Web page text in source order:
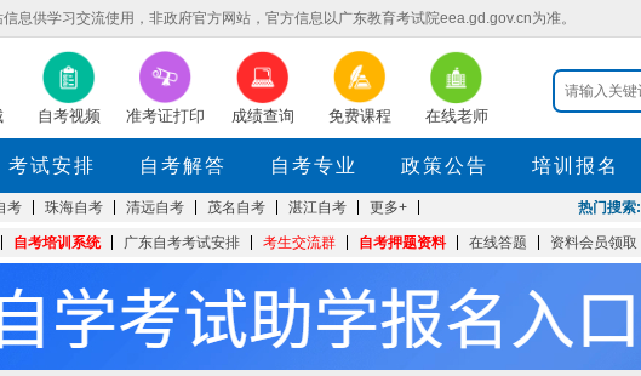
息供学习交流使用，非政府官方网站，官方信息以广东教育考试院eea.gd.gov.cn为准。
自考视频 准考证打印 成绩查询 免费课程 在线老师
考试安排 自考解答 自考专业 政策公告 培训报名
考 珠海自考 清远自考 茂名自考 湛江自考 更多+ 热门搜索:
自考培训系统 广东自考考试安排 考生交流群 自考押题资料 在线答题 资料会员领取